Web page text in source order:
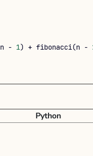
n - 1) + fibonacci(n -
Python